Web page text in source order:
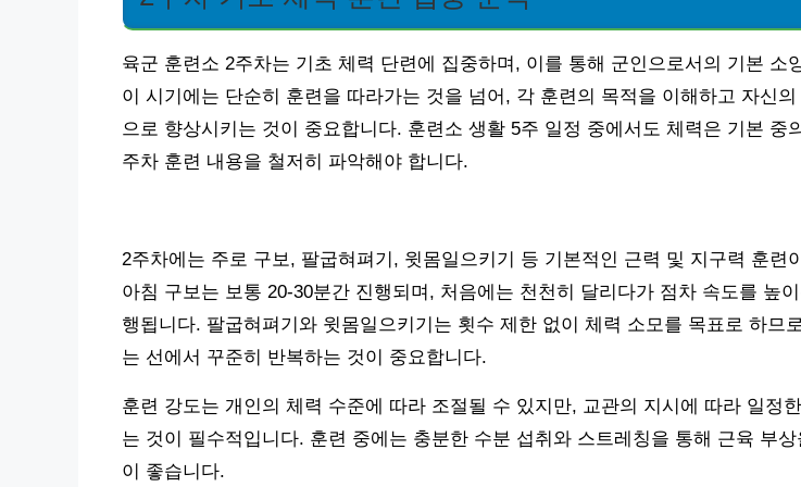
육군 훈련소 2주차는 기초 체력 단련에 집중하며, 이를 통해 군인으로서의 기본 소
이 시기에는 단순히 훈련을 따라가는 것을 넘어, 각 훈련의 목적을 이해하고 자신
으로 향상시키는 것이 중요합니다. 훈련소 생활 5주 일정 중에서도 체력은 기본 중
주차 훈련 내용을 철저히 파악해야 합니다.
2주차에는 주로 구보, 팔굽혀펴기, 윗몸일으키기 등 기본적인 근력 및 지구력 훈련
아침 구보는 보통 20-30분간 진행되며, 처음에는 천천히 달리다가 점차 속도를 높
행됩니다. 팔굽혀펴기와 윗몸일으키기는 횟수 제한 없이 체력 소모를 목표로 하므
는 선에서 꾸준히 반복하는 것이 중요합니다.
훈련 강도는 개인의 체력 수준에 따라 조절될 수 있지만, 교관의 지시에 따라 일정
는 것이 필수적입니다. 훈련 중에는 충분한 수분 섭취와 스트레칭을 통해 근육 부
이 좋습니다.